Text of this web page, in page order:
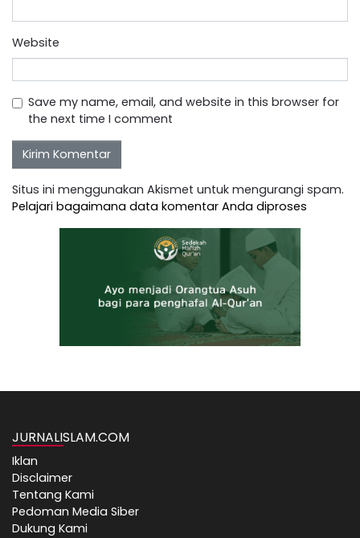
Website
Save my name, email, and website in this browser for
the next time I comment
Situs ini menggunakan Akismet untuk mengurangi spam.
Pelajari bagaimana data komentar Anda diproses
JURNALISLAM.COM
Iklan
Disclaimer
Tentang Kami
Pedoman Media Siber
Dukung Kami